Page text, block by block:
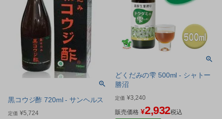
黒コウジ酢 720ml - サンヘルス
定価 ¥5,724
どくだみの雫 500ml - シャトー
勝沼
定価 ¥3,240
販売価格 ¥2,932税込